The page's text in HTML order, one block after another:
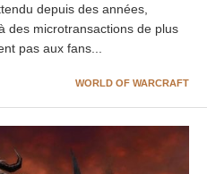
depuis des années,
des microtransactions de plus
pas aux fans...
WORLD OF WARCRAFT